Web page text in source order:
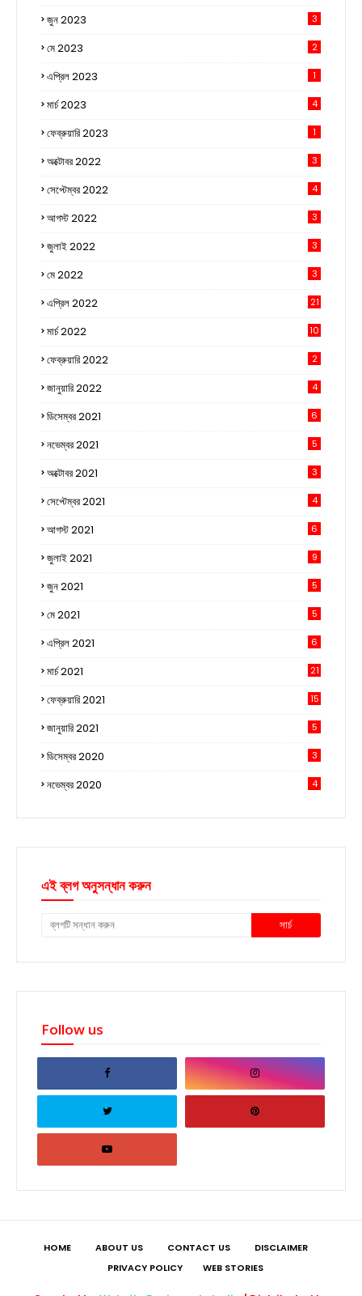
জুন 2023 3
মে 2023 2
এপ্রিল 2023 1
মার্চ 2023 4
ফেব্রুয়ারি 2023 1
অক্টোবর 2022 3
সেপ্টেম্বর 2022 4
আগস্ট 2022 3
জুলাই 2022 3
মে 2022 3
এপ্রিল 2022 21
মার্চ 2022 10
ফেব্রুয়ারি 2022 2
জানুয়ারি 2022 4
ডিসেম্বর 2021 6
নভেম্বর 2021 5
অক্টোবর 2021 3
সেপ্টেম্বর 2021 4
আগস্ট 2021 6
জুলাই 2021 9
জুন 2021 5
মে 2021 5
এপ্রিল 2021 6
মার্চ 2021 21
ফেব্রুয়ারি 2021 15
জানুয়ারি 2021 5
ডিসেম্বর 2020 3
নভেম্বর 2020 4
এই ব্লগ অনুসন্ধান করুন
Follow us
HOME ABOUT US CONTACT US
DISCLAIMER
PRIVACY POLICY
WEB STORIES